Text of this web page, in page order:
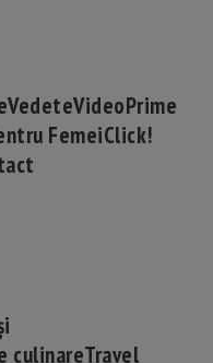
VedeteVideoPrime
FemeiClick!
culinareTravel